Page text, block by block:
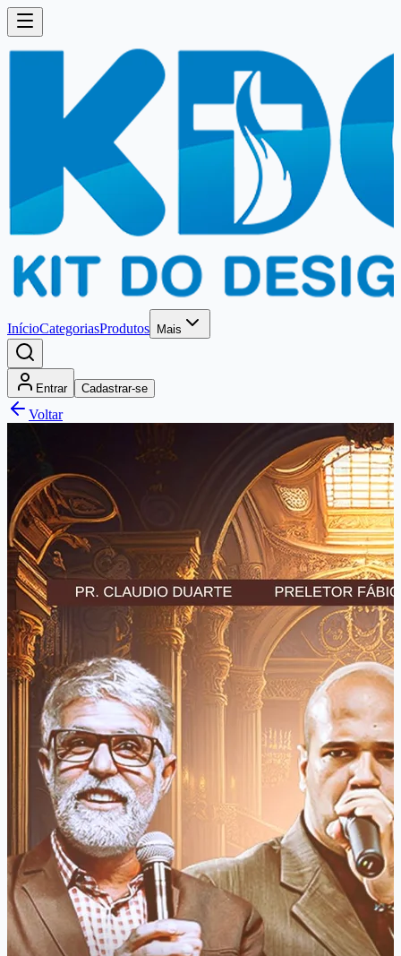
InícioCategoriasProdutos Mais
Entrar Cadastrar-se
Voltar